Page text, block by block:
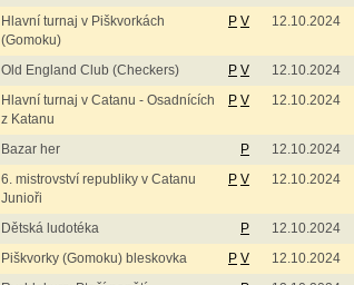
Hlavní turnaj v Piškvorkách
(Gomoku)
P V 12.10.2024
Old England Club (Checkers) P V 12.10.2024
Hlavní turnaj v Catanu - Osadnících
z Katanu
P V 12.10.2024
Bazar her P 12.10.2024
6. mistrovství republiky v Catanu
Junioři
P V 12.10.2024
Dětská ludotéka P 12.10.2024
Piškvorky (Gomoku) bleskovka P V 12.10.2024